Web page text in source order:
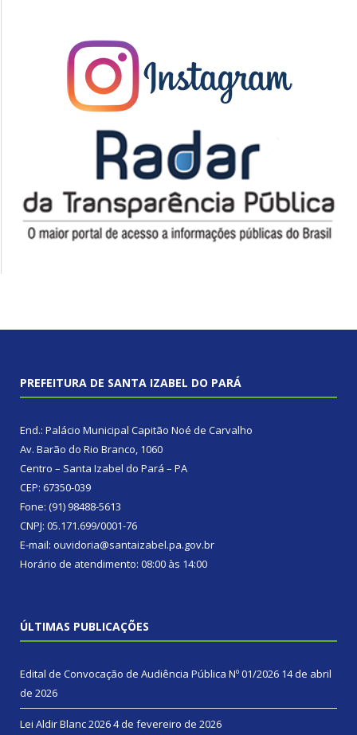
PREFEITURA DE SANTA IZABEL DO PARÁ
End.: Palácio Municipal Capitão Noé de Carvalho
Av. Barão do Rio Branco, 1060
Centro – Santa Izabel do Pará – PA
CEP: 67350-039
Fone: (91) 98488-5613
CNPJ: 05.171.699/0001-76
E-mail: ouvidoria@santaizabel.pa.gov.br
Horário de atendimento: 08:00 às 14:00
ÚLTIMAS PUBLICAÇÕES
Edital de Convocação de Audiência Pública Nº 01/2026 14 de abril
de 2026
Lei Aldir Blanc 20264 de fevereiro de 2026